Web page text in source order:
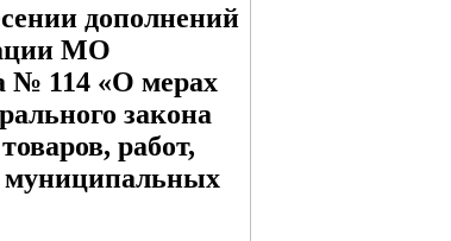
дополнений
МО
№ 114 «О мерах
закона
работ,
муниципальных